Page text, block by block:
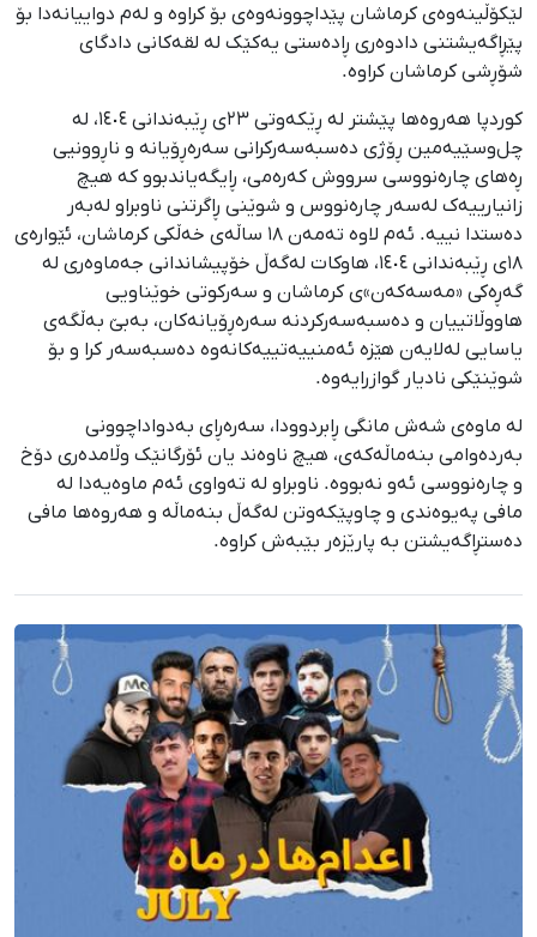
لێکۆڵینەوەی کرماشان پێداچوونەوەی بۆ کراوە و لەم دواییانەدا بۆ
پێڕاگەیشتنی دادوەری ڕادەستی یەکێک لە لقەکانی دادگای
شۆڕشی کرماشان کراوە.
کوردپا هەروەها پێشتر لە ڕێکەوتی ٢٣ی ڕێبەندانی ١٤٠٤، لە
چل‌وسێیەمین ڕۆژی دەسبەسەرکرانی سەرەڕۆیانە و ناڕوونیی
ڕەهای چارەنووسی سرووش کەرەمی، ڕایگەیاندبوو کە هیچ
زانیارییەک لەسەر چارەنووس و شوێنی ڕاگرتنی ناوبراو لەبەر
دەستدا نییە. ئەم لاوە تەمەن ١٨ ساڵەی خەڵکی کرماشان، ئێوارەی
١٨ی ڕێبەندانی ١٤٠٤، هاوکات لەگەڵ خۆپیشاندانی جەماوەری لە
گەڕەکی «مەسەکەن»ی کرماشان و سەرکوتی خوێناویی
هاووڵاتییان و دەسبەسەرکردنە سەرەڕۆیانەکان، بەبێ بەڵگەی
یاسایی لەلایەن هێزە ئەمنییەتییەکانەوە دەسبەسەر کرا و بۆ
شوێنێکی نادیار گوازرایەوە.
لە ماوەی شەش مانگی ڕابردوودا، سەرەڕای بەدواداچوونی
بەردەوامی بنەماڵەکەی، هیچ ناوەند یان ئۆرگانێک وڵامدەری دۆخ
و چارەنووسی ئەو نەبووە. ناوبراو لە تەواوی ئەم ماوەیەدا لە
مافی پەیوەندی و چاوپێکەوتن لەگەڵ بنەماڵە و هەروەها مافی
دەستڕاگەیشتن بە پارێزەر بێبەش کراوە.